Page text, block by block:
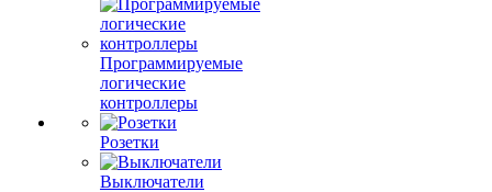
Программируемые
логические
контроллеры
Розетки
Выключатели